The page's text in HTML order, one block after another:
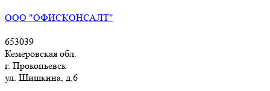
ООО "ОФИСКОНСАЛТ"
653039
Кемеровская обл.
г. Прокопьевск
ул. Шишкина, д.6